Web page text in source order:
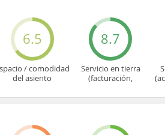
6.5
/ comodidad
del asiento
8.7
Servicio en tierra
(facturación,